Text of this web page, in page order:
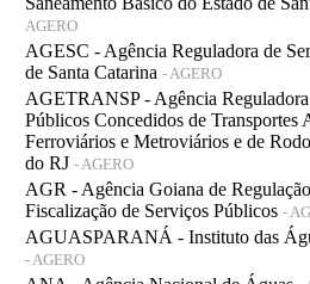
AGERO
AGESC - Agência Reguladora de
de Santa Catarina - AGERO
AGETRANSP - Agência
Públicos Concedidos de Transportes
Ferroviários e Metroviários e de
do RJ - AGERO
AGR - Agência Goiana de
Fiscalização de Serviços Públicos -
AGUASPARANÁ - Instituto das
- AGERO